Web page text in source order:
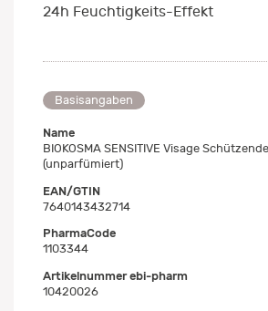
24h Feuchtigkeits-Effekt
Basisangaben
Name
BIOKOSMA SENSITIVE Visage
(unparfümiert)
EAN/GTIN
7640143432714
PharmaCode
1103344
Artikelnummer ebi-pharm
10420026